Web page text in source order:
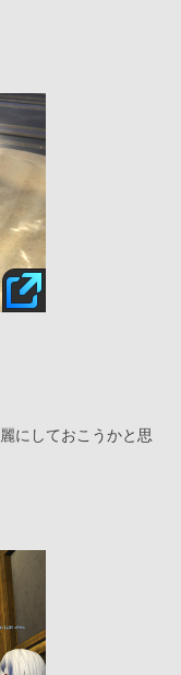
にしておこうかと思